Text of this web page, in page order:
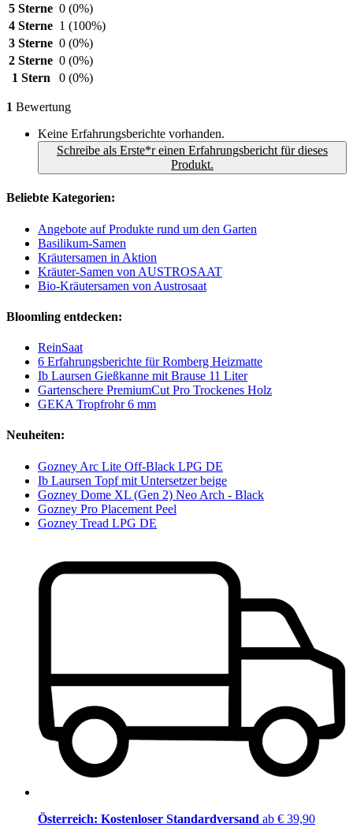
5 Sterne 0 (0%)
4 Sterne 1 (100%)
3 Sterne 0 (0%)
2 Sterne 0 (0%)
1 Stern
0 (0%)
1 Bewertung
Keine Erfahrungsberichte vorhanden.
Schreibe als Erste*r einen Erfahrungsbericht für dieses
Produkt.
Beliebte Kategorien:
Angebote auf Produkte rund um den Garten
Basilikum-Samen
Kräutersamen in Aktion
Kräuter-Samen von AUSTROSAAT
Bio-Kräutersamen von Austrosaat
Bloomling entdecken:
ReinSaat
6 Erfahrungsberichte für Romberg Heizmatte
Ib Laursen Gießkanne mit Brause 11 Liter
Gartenschere PremiumCut Pro Trockenes Holz
GEKA Tropfrohr 6 mm
Neuheiten:
Gozney Arc Lite Off-Black LPG DE
Ib Laursen Topf mit Untersetzer beige
Gozney Dome XL (Gen 2) Neo Arch - Black
Gozney Pro Placement Peel
Gozney Tread LPG DE
Österreich: Kostenloser Standardversand ab € 39,90